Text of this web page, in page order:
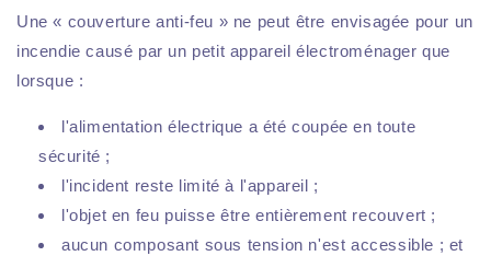
Une « couverture anti-feu » ne peut être envisagée pour un
incendie causé par un petit appareil électroménager que
lorsque :
l'alimentation électrique a été coupée en toute
sécurité ;
l'incident reste limité à l'appareil ;
l'objet en feu puisse être entièrement recouvert ;
aucun composant sous tension n'est accessible ; et